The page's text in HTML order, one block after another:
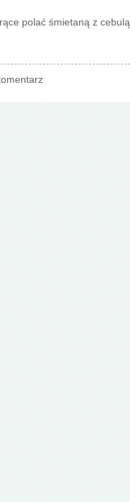
polać śmietaną z cebulą.